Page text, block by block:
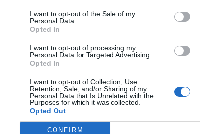
I want to opt-out of the Sale of my
Personal Data.
Opted In
I want to opt-out of processing my
Personal Data for Targeted Advertising.
Opted In
I want to opt-out of Collection, Use,
Retention, Sale, and/or Sharing of my
Personal Data that Is Unrelated with the
Purposes for which it was collected.
Opted Out
CONFIRM
Θέσεις Εργασίας ανά Εταιρεία
Κέντρο Βοήθειας
Υπηρεσίες υποψηφίων
Καταχώρηση Online Βιογραφικού